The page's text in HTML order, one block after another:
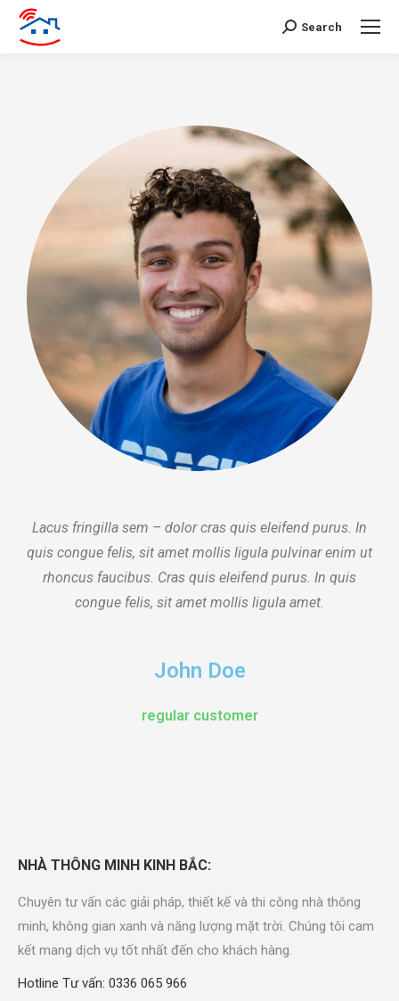
Search
Lacus fringilla sem – dolor cras quis eleifend purus. In
quis congue felis, sit amet mollis ligula pulvinar enim ut
rhoncus faucibus. Cras quis eleifend purus. In quis
congue felis, sit amet mollis ligula amet.
John Doe
regular customer
NHÀ THÔNG MINH KINH BẮC:
Chuyên tư vấn các giải pháp, thiết kế và thi công nhà thông
minh, không gian xanh và năng lượng mặt trời. Chúng tôi cam
kết mang dịch vụ tốt nhất đến cho khách hàng.
Hotline Tư vấn: 0336 065 966